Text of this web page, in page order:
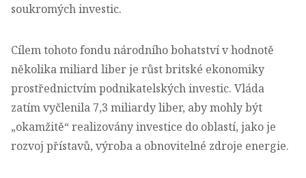
soukromých investic.
Cílem tohoto fondu národního bohatství v hodnotě
několika miliard liber je růst britské ekonomiky
prostřednictvím podnikatelských investic. Vláda
zatím vyčlenila 7,3 miliardy liber, aby mohly být
„okamžitě“ realizovány investice do oblastí, jako je
rozvoj přístavů, výroba a obnovitelné zdroje energie.